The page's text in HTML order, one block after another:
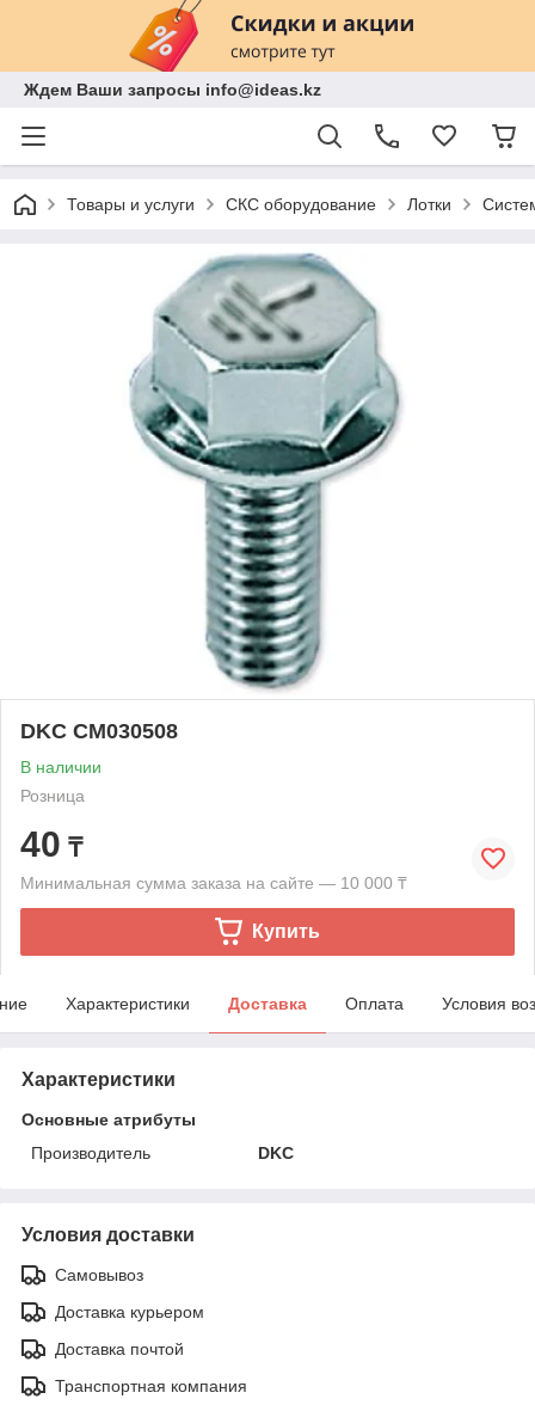
Ждем Ваши запросы info@ideas.kz
Товары и услуги СКС оборудование Лотки
DKC CM030508
В наличии
Розница
40 ₸
Минимальная сумма заказа на сайте — 10 000 ₸
Купить
Характеристики Доставка Оплата Условия
Характеристики
Основные атрибуты
Производитель
DKC
Условия доставки
Самовывоз
Доставка курьером
Доставка почтой
Транспортная компания